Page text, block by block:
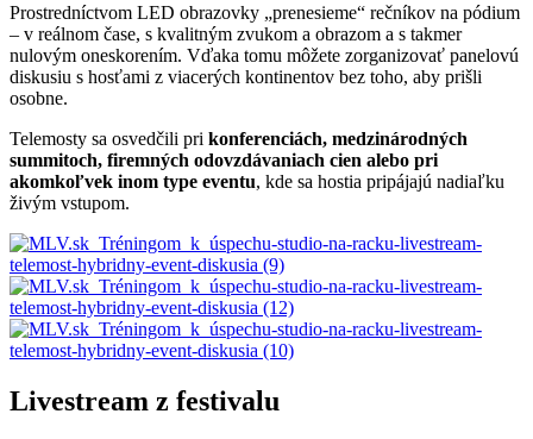
Prostredníctvom LED obrazovky „prenesieme“ rečníkov na pódium
– v reálnom čase, s kvalitným zvukom a obrazom a s takmer
nulovým oneskorením. Vďaka tomu môžete zorganizovať panelovú
diskusiu s hosťami z viacerých kontinentov bez toho, aby prišli
osobne.
Telemosty sa osvedčili pri konferenciách, medzinárodných
summitoch, firemných odovzdávaniach cien alebo pri
akomkoľvek inom type eventu, kde sa hostia pripájajú nadiaľku
živým vstupom.
Livestream z festivalu